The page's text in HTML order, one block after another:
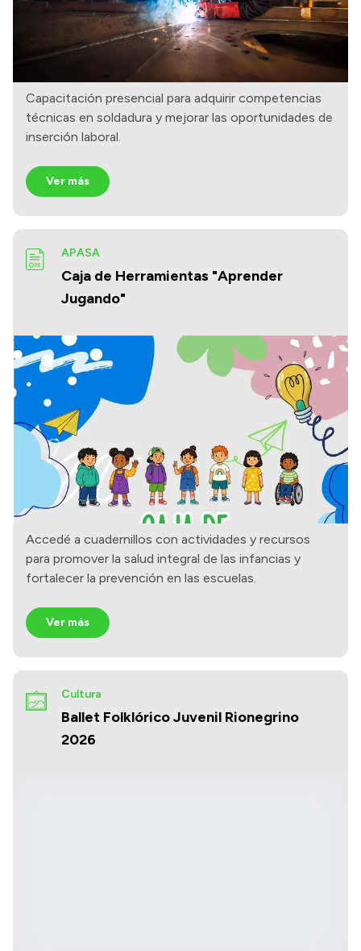
Consulta de pago a proveedores
Convocatorias
Login
Capacitación presencial para adquirir competencias
técnicas en soldadura y mejorar las oportunidades de
inserción laboral.
Ver más
Caja de Herramientas "Aprender
Jugando"
APASA
Accedé a cuadernillos con actividades y recursos
para promover la salud integral de las infancias y
fortalecer la prevención en las escuelas.
Ver más
Ballet Folklórico Juvenil Rionegrino
2026
Cultura